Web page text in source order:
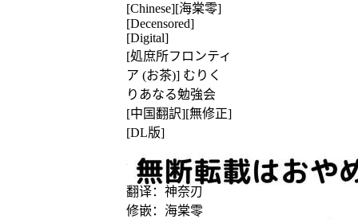
[Chinese][海棠零]
[Decensored]
[Digital]
[処庶所フロンティ
ア (お茶)] むりく
りあなる勉強会
[中国翻訳][無修正]
[DL版]
翻译：神奈刃
修嵌：海棠零